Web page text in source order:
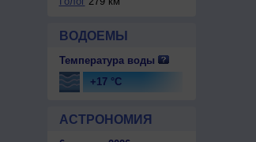
ВОДОЕМЫ
Температура воды
+17 °C
АСТРОНОМИЯ